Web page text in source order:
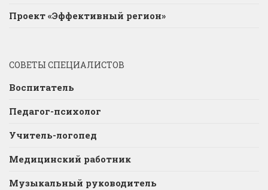
Проект «Эффективный регион»
СОВЕТЫ СПЕЦИАЛИСТОВ
Воспитатель
Педагог-психолог
Учитель-логопед
Медицинский работник
Музыкальный руководитель